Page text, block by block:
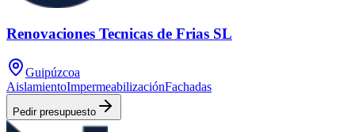
Renovaciones Tecnicas de Frias SL
Guipúzcoa
AislamientoImpermeabilizaciónFachadas
Pedir presupuesto